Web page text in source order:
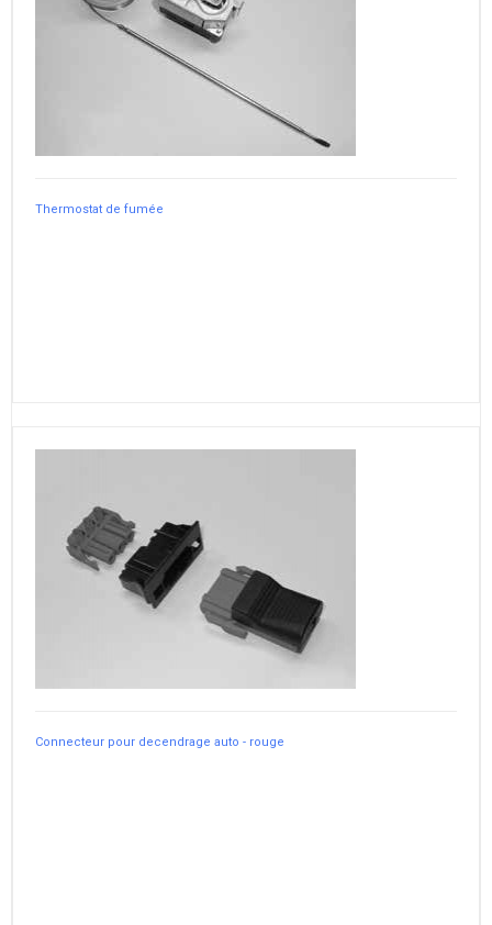
Thermostat de fumée
Connecteur pour decendrage auto - rouge